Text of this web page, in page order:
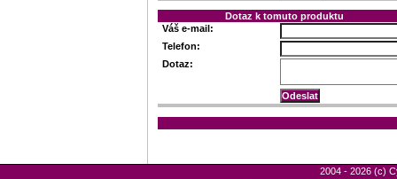
Dotaz k tomuto produktu
Váš e-mail:
Telefon:
Dotaz:
2004 - 2026 (c)